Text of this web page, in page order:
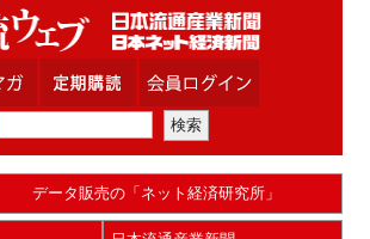
データ販売の「ネット経済研究所」